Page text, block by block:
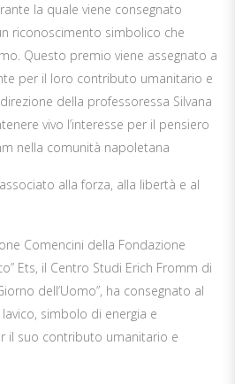
la quale viene consegnato
riconoscimento simbolico che
Questo premio viene assegnato a
per il loro contributo umanitario e
della professoressa Silvana
vivo l’interesse per il pensiero
nella comunità napoletana
alla forza, alla libertà e al
Comencini della Fondazione
Ets, il Centro Studi Erich Fromm di
dell’Uomo”, ha consegnato al
simbolo di energia e
il suo contributo umanitario e